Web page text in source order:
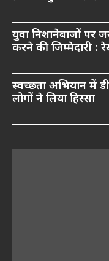
युवा निशानेबाजों पर
करने की जिम्मेदारी :
स्वच्छता अभियान में
लोगों ने लिया हिस्सा